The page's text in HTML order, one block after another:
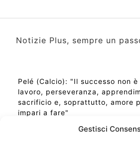
Gestisci
Notizie Plus, sempre un
Pelé (Calcio): "Il successo non
lavoro, perseveranza,
sacrificio e, soprattutto, amore
impari a fare"